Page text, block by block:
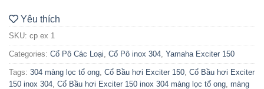
Yêu thích
SKU: cp ex 1
Categories: Cổ Pô Các Loại Cổ Pô inox 304 Yamaha Exciter 150
Tags: 304 màng lọc tổ ong Cổ Bầu hơi Exciter 150 Cổ Bầu hơi Exciter
150 inox 304 Cổ Bầu hơi Exciter 150 inox 304 màng lọc tổ ong màng